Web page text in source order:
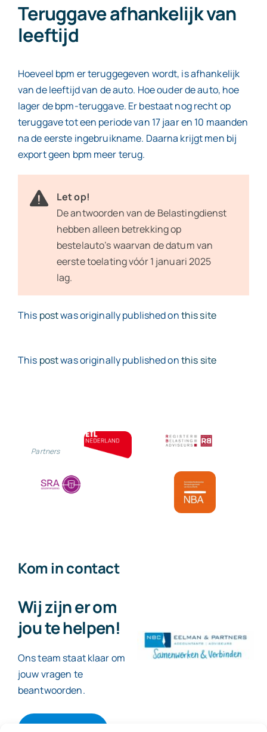
Teruggave afhankelijk van
leeftijd
Hoeveel bpm er teruggegeven wordt, is afhankelijk
van de leeftijd van de auto. Hoe ouder de auto, hoe
lager de bpm-teruggave. Er bestaat nog recht op
teruggave tot een periode van 17 jaar en 10 maanden
na de eerste ingebruikname. Daarna krijgt men bij
export geen bpm meer terug.
Let op!
De antwoorden van de Belastingdienst
hebben alleen betrekking op
bestelauto’s waarvan de datum van
eerste toelating vóór 1 januari 2025
lag.
This postwas originally published onthis site
This postwas originally published onthis site
Partners
Kom in contact
Wij zijn er om
jou te helpen!
Ons team staat klaar om
jouw vragen te
beantwoorden.